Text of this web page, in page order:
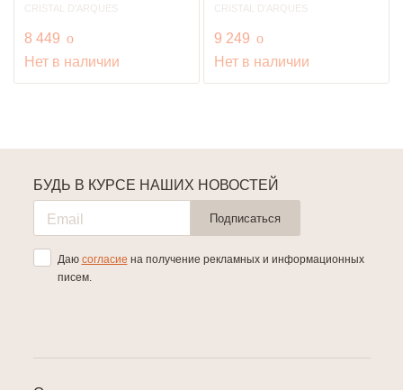
CRISTAL D'ARQUES
8 449 руб.
o
Нет в наличии
CRISTAL D'ARQUES
9 249 руб.
o
Нет в наличии
БУДЬ В КУРСЕ НАШИХ НОВОСТЕЙ
Подписаться
Даю согласие на получение рекламных и информационных
писем.